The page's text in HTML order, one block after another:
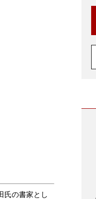
氏の書家とし